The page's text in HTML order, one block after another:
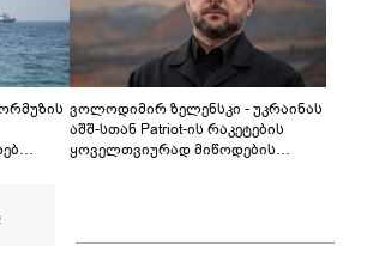
ერთი გოგონა, ვისაც გიგა
ავიწროებდა - თუ გამოჩნდება 10
ლარს ოფიციალურად, სახალხოდ
- ეკა კუპატაძე განცხადებას
ვოლოდიმირ ზელენსკი - უკრაინას
აშშ-სთან Patriot-ის რაკეტების
ყოველთვიურად მიწოდების